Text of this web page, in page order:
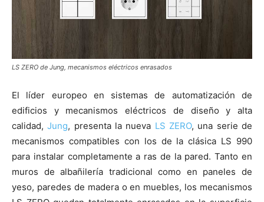
LS ZERO de Jung, mecanismos eléctricos enrasados
El líder europeo en sistemas de automatización de
edificios y mecanismos eléctricos de diseño y alta
calidad, Jung, presenta la nueva LS ZERO, una serie de
mecanismos compatibles con los de la clásica LS 990
para instalar completamente a ras de la pared. Tanto en
muros de albañilería tradicional como en paneles de
yeso, paredes de madera o en muebles, los mecanismos